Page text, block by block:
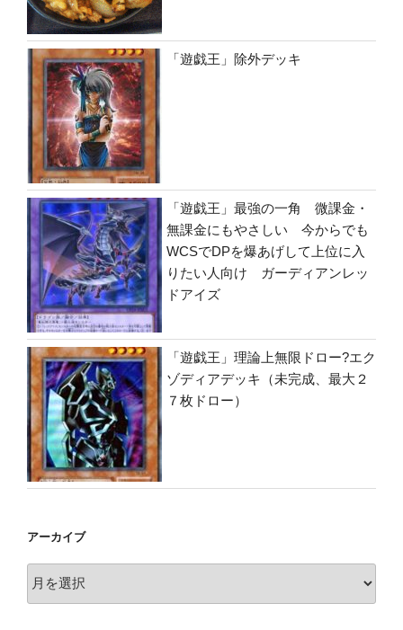
「遊戯王」除外デッキ
「遊戯王」最強の一角 微課金・
無課金にもやさしい 今からでも
WCSでDPを爆あげして上位に入
りたい人向け ガーディアンレッ
ドアイズ
「遊戯王」理論上無限ドロー?エク
ゾディアデッキ（未完成、最大２
７枚ドロー）
アーカイブ
ア